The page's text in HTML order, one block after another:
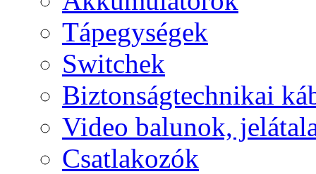
Tápegységek
Switchek
Biztonságtechnikai
Video balunok,
Csatlakozók